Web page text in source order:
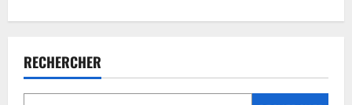
en
Lozère
:
mon
RECHERCHER